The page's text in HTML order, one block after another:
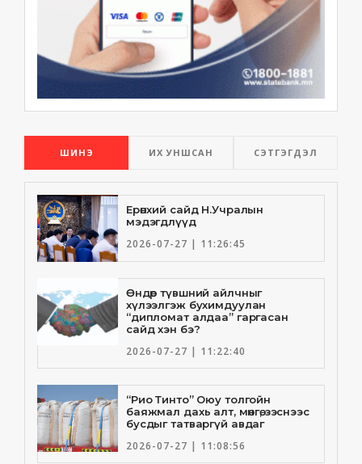
ШИНЭ ИХ УНШСАН СЭТГЭГДЭЛ
Ерөнхий сайд Н.Учралын
мэдэгдлүүд
2026-07-27 | 11:26:45
Өндөр түвшний айлчныг
хүлээлгэж бухимдуулан
“дипломат алдаа” гаргасан
сайд хэн бэ?
2026-07-27 | 11:22:40
“Рио Тинто” Оюу толгойн
баяжмал дахь алт, мөнгө, зэснээс
бусдыг татваргүй авдаг
2026-07-27 | 11:08:56